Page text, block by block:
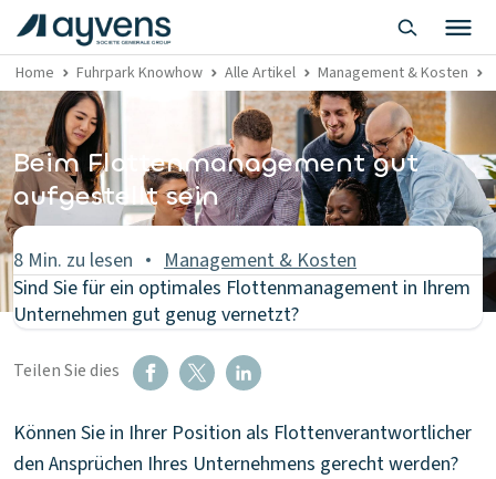
Home Fuhrpark Knowhow Alle Artikel Management & Kosten
Beim Flottenmanagement gut
aufgestellt sein
8 Min. zu lesen
Management & Kosten
Sind Sie für ein optimales Flottenmanagement in Ihrem
Unternehmen gut genug vernetzt?
Teilen Sie dies
Können Sie in Ihrer Position als Flottenverantwortlicher
den Ansprüchen Ihres Unternehmens gerecht werden?